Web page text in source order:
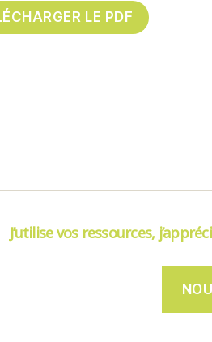
J’utilise vos ressources,